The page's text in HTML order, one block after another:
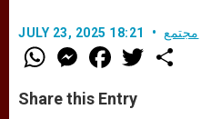
JULY 23, 2025 18:21 مجتمع
W
h
t
s
M
e
s
e
F
a
e
b
T
w
Share this Entry